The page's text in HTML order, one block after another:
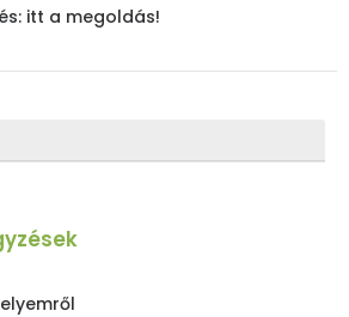
itt a megoldás!